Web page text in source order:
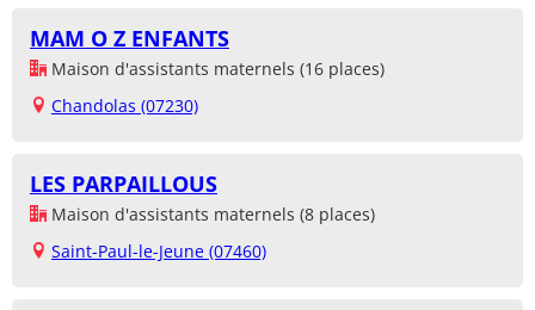
MAM O Z ENFANTS
Maison d'assistants maternels (16 places)
Chandolas (07230)
LES PARPAILLOUS
Maison d'assistants maternels (8 places)
Saint-Paul-le-Jeune (07460)